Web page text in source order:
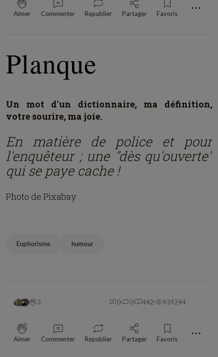
Aimer Commenter Republier Partager Favoris ⋯
Planque
Un mot d'un dictionnaire, ma définition,
votre sourire, ma joie.
En matière de police et pour
l'enquêteur ; une "dès qu'ouverte"
qui se paye cache !
Photo de Pixabay
Euphorisme humour
3 0 0 442 939244
Aimer Commenter Republier Partager Favoris ⋯